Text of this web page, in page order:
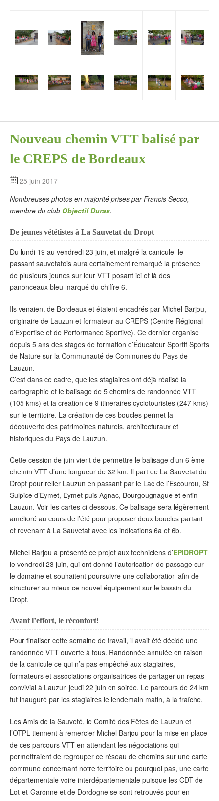
Nouveau chemin VTT balisé par
le CREPS de Bordeaux
25 juin 2017
Nombreuses photos en majorité prises par Francis Secco,
membre du club Objectif Duras.
De jeunes vététistes à La Sauvetat du Dropt
Du lundi 19 au vendredi 23 juin, et malgré la canicule, le
passant sauvetatois aura certainement remarqué la présence
de plusieurs jeunes sur leur VTT posant ici et là des
panonceaux bleu marqué du chiffre 6.
Ils venaient de Bordeaux et étaient encadrés par Michel Barjou,
originaire de Lauzun et formateur au CREPS (Centre Régional
d’Expertise et de Performance Sportive). Ce dernier organise
depuis 5 ans des stages de formation d’Éducateur Sportif Sports
de Nature sur la Communauté de Communes du Pays de
Lauzun.
C’est dans ce cadre, que les stagiaires ont déjà réalisé la
cartographie et le balisage de 5 chemins de randonnée VTT
(105 kms) et la création de 9 itinéraires cyclotouristes (247 kms)
sur le territoire. La création de ces boucles permet la
découverte des patrimoines naturels, architecturaux et
historiques du Pays de Lauzun.
Cette cession de juin vient de permettre le balisage d’un 6 ème
chemin VTT d’une longueur de 32 km. Il part de La Sauvetat du
Dropt pour relier Lauzun en passant par le Lac de l’Escourou, St
Sulpice d’Eymet, Eymet puis Agnac, Bourgougnague et enfin
Lauzun. Voir les cartes ci-dessous. Ce balisage sera légèrement
amélioré au cours de l’été pour proposer deux boucles partant
et revenant à La Sauvetat avec les indications 6a et 6b.
Michel Barjou a présenté ce projet aux techniciens d’EPIDROPT
le vendredi 23 juin, qui ont donné l’autorisation de passage sur
le domaine et souhaitent poursuivre une collaboration afin de
structurer au mieux ce nouvel équipement sur le bassin du
Dropt.
Avant l’effort, le réconfort!
Pour finaliser cette semaine de travail, il avait été décidé une
randonnée VTT ouverte à tous. Randonnée annulée en raison
de la canicule ce qui n’a pas empêché aux stagiaires,
formateurs et associations organisatrices de partager un repas
convivial à Lauzun jeudi 22 juin en soirée. Le parcours de 24 km
fut inauguré par les stagiaires le lendemain matin, à la fraîche.
Les Amis de la Sauveté, le Comité des Fêtes de Lauzun et
l’OTPL tiennent à remercier Michel Barjou pour la mise en place
de ces parcours VTT en attendant les négociations qui
permettraient de regrouper ce réseau de chemins sur une carte
commune concernant notre territoire ou pourquoi pas, une carte
départementale voire interdépartementale puisque les CDT de
Lot-et-Garonne et de Dordogne se sont retrouvés pour en